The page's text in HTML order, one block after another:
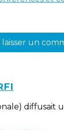
un
diffusait